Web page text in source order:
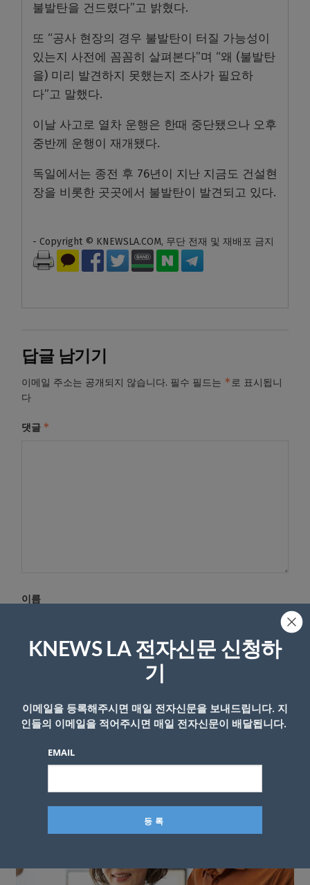
불발탄을 건드렸다”고 밝혔다.
또 “공사 현장의 경우 불발탄이 터질 가능성이
있는지 사전에 꼼꼼히 살펴본다”며 “왜 (불발탄
을) 미리 발견하지 못했는지 조사가 필요하
다”고 말했다.
이날 사고로 열차 운행은 한때 중단됐으나 오후
중반께 운행이 재개됐다.
독일에서는 종전 후 76년이 지난 지금도 건설현
장을 비롯한 곳곳에서 불발탄이 발견되고 있다.
- Copyright © KNEWSLA.COM, 무단 전재 및 재배포 금지
답글 남기기
이메일 주소는 공개되지 않습니다. 필수 필드는 *로 표시됩니
다
댓글 *
이름
KNEWS LA 전자신문 신청하
기
이메일을 등록해주시면 매일 전자신문을 보내드립니다. 지
인들의 이메일을 적어주시면 매일 전자신문이 배달됩니다.
EMAIL